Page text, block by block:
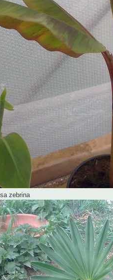
zebrina